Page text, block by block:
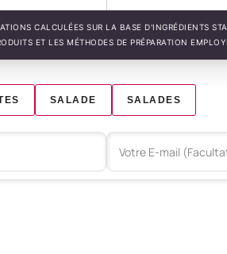
CALCULÉES SUR LA BASE D'INGRÉDIENTS
ET LES MÉTHODES DE PRÉPARATION
SALADE SALADES